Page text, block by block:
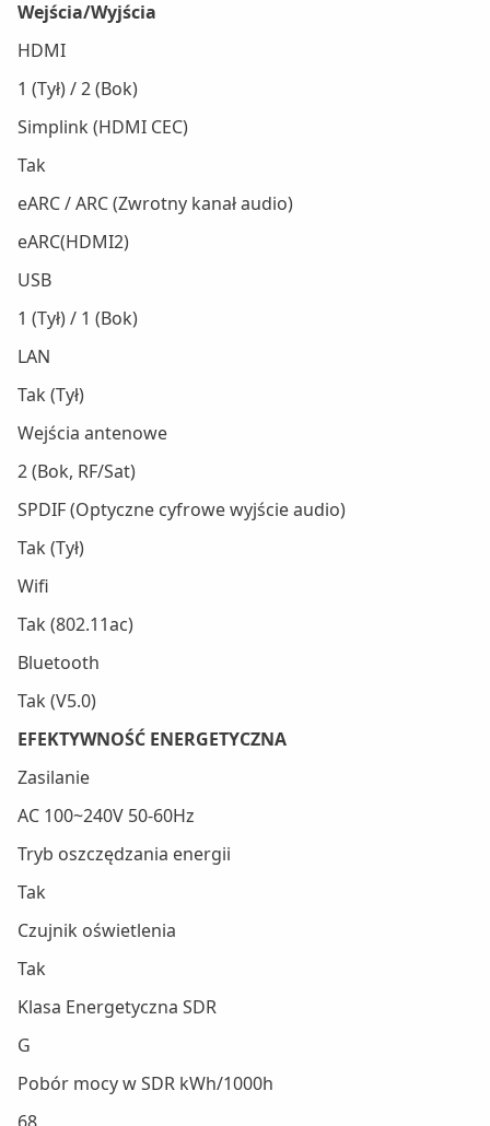
Wejścia/Wyjścia
HDMI
1 (Tył) / 2 (Bok)
Simplink (HDMI CEC)
Tak
eARC / ARC (Zwrotny kanał audio)
eARC(HDMI2)
USB
1 (Tył) / 1 (Bok)
LAN
Tak (Tył)
Wejścia antenowe
2 (Bok, RF/Sat)
SPDIF (Optyczne cyfrowe wyjście audio)
Tak (Tył)
Wifi
Tak (802.11ac)
Bluetooth
Tak (V5.0)
EFEKTYWNOŚĆ ENERGETYCZNA
Zasilanie
AC 100~240V 50-60Hz
Tryb oszczędzania energii
Tak
Czujnik oświetlenia
Tak
Klasa Energetyczna SDR
G
Pobór mocy w SDR kWh/1000h